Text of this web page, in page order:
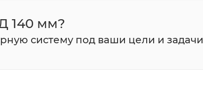
140 мм?
систему под ваши цели и задачи